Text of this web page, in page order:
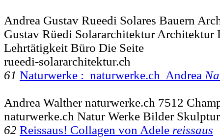
Andrea Gustav Rueedi Solares Bauern
Gustav Rüedi Solararchitektur Architektur
Lehrtätigkeit Büro Die Seite
rueedi-solararchitektur.ch
61 Naturwerke : naturwerke.ch Andrea
Andrea Walther naturwerke.ch 7512
naturwerke.ch Natur Werke Bilder
62 Reissaus! Collagen von Adele reissaus